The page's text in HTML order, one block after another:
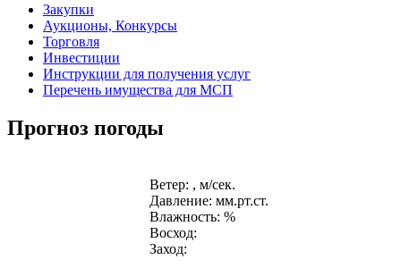
Закупки
Аукционы, Конкурсы
Торговля
Инвестиции
Инструкции для получения услуг
Перечень имущества для МСП
Прогноз погоды
Ветер: , м/сек.
Давление: мм.рт.ст.
Влажность: %
Восход:
Заход: